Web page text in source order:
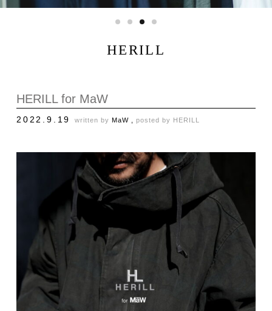
HERILL
HERILL for MaW
2022.9.19 written by MaW , posted by HERILL